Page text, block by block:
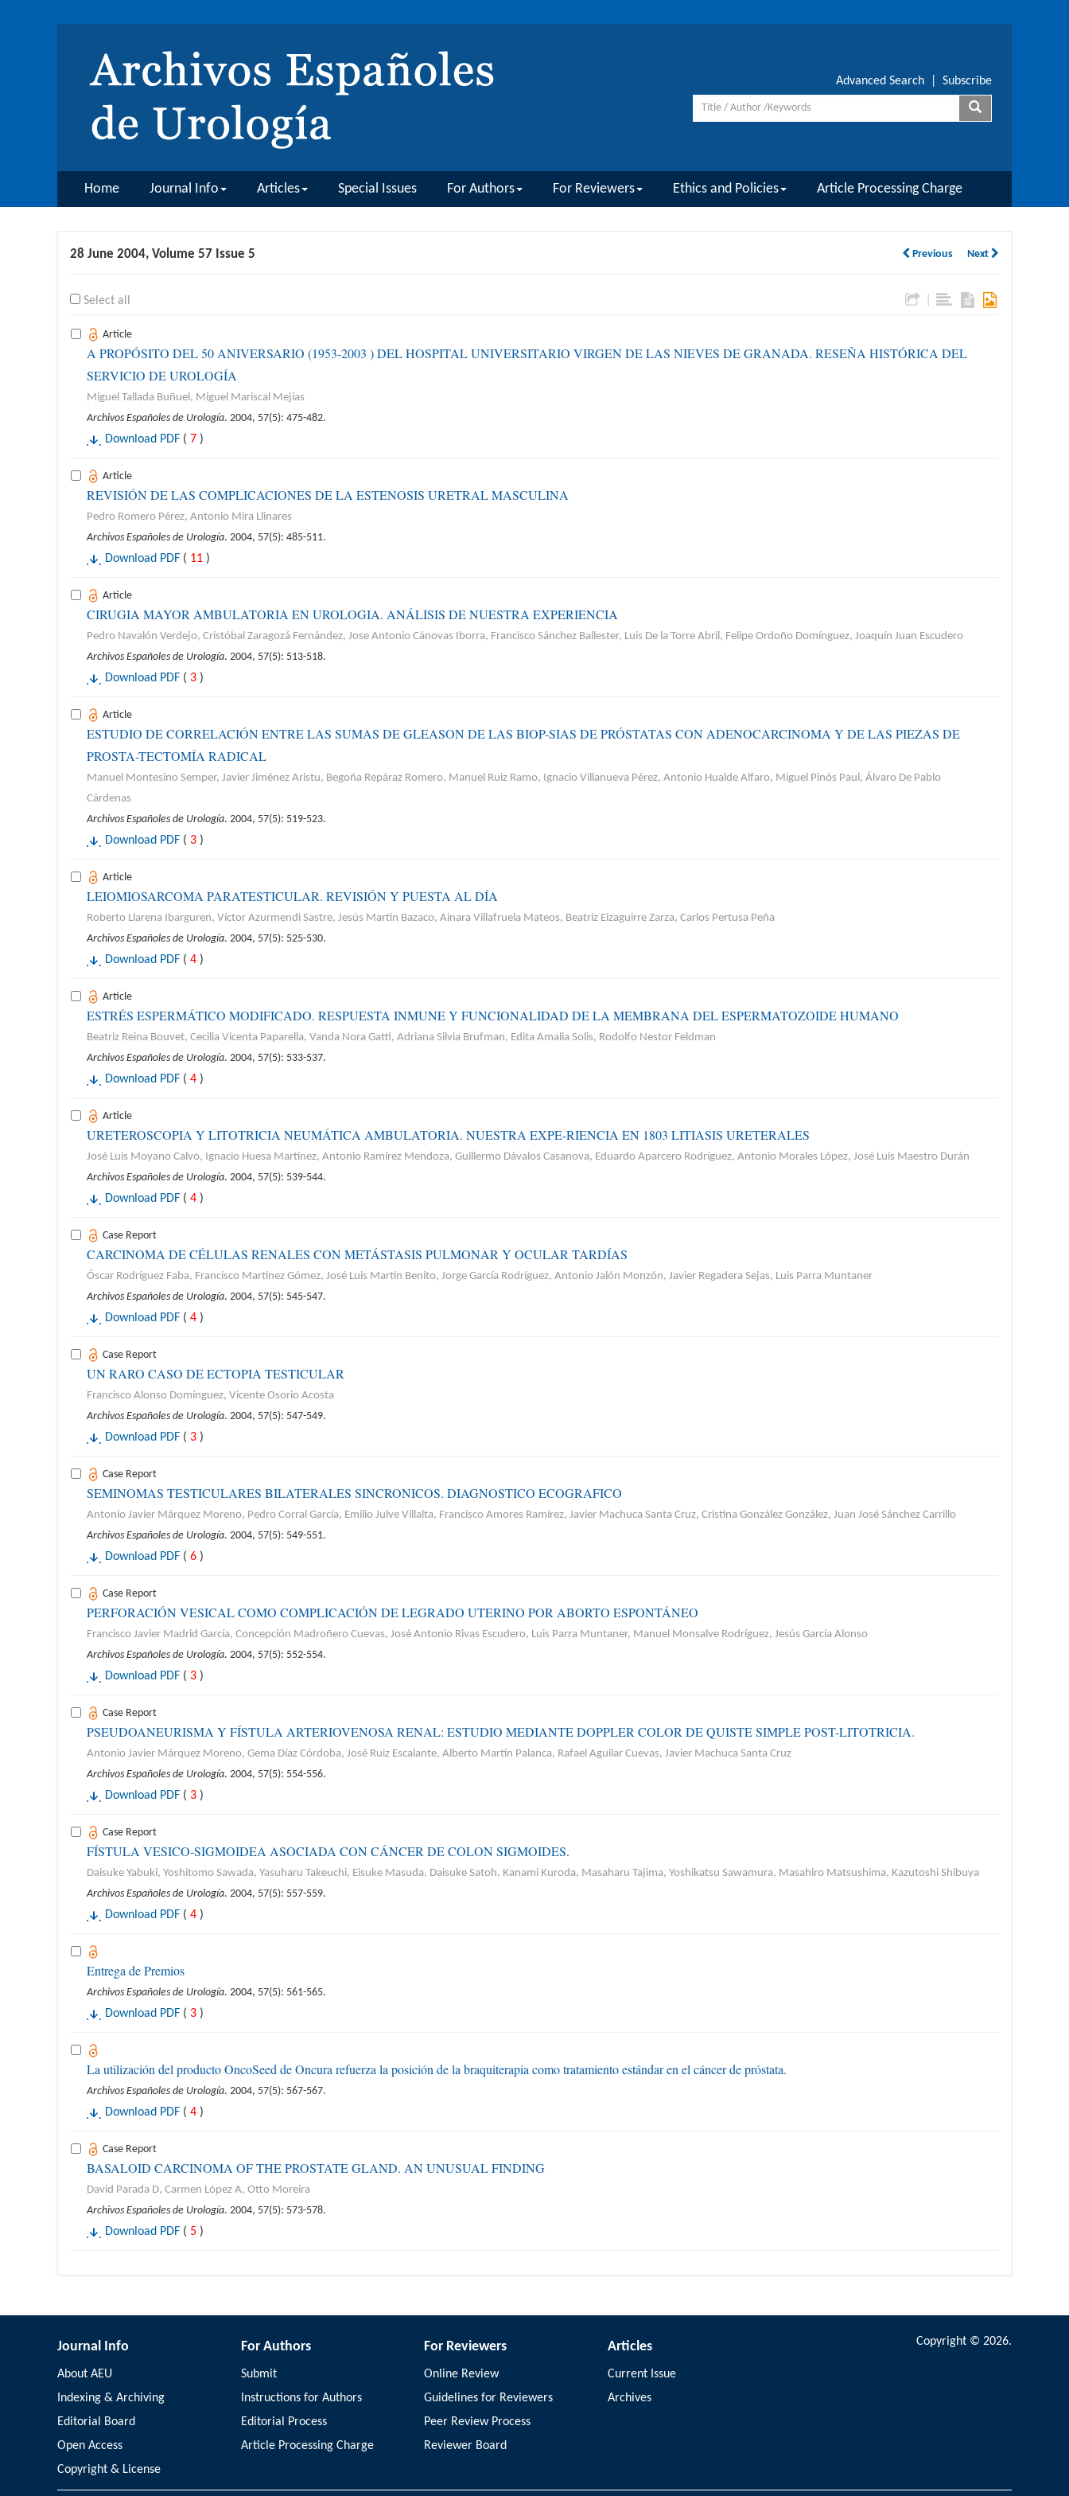
Advanced Search Subscribe
Home Journal Info Articles Special Issues For Authors For Reviewers Ethics and Policies Article Processing Charge
28 June 2004, Volume 57 Issue 5 Previous Next
Select all
Article
A PROPÓSITO DEL 50 ANIVERSARIO (1953-2003 ) DEL HOSPITAL UNIVERSITARIO VIRGEN DE LAS NIEVES DE GRANADA. RESEÑA HISTÓRICA DEL
SERVICIO DE UROLOGÍA
Miguel Tallada Buñuel, Miguel Mariscal Mejías
Archivos Españoles de Urología. 2004, 57(5): 475-482.
Download PDF ( 7 )
Article
REVISIÓN DE LAS COMPLICACIONES DE LA ESTENOSIS URETRAL MASCULINA
Pedro Romero Pérez, Antonio Mira Llinares
Archivos Españoles de Urología. 2004, 57(5): 485-511.
Download PDF ( 11 )
Article
CIRUGIA MAYOR AMBULATORIA EN UROLOGIA. ANÁLISIS DE NUESTRA EXPERIENCIA
Pedro Navalón Verdejo, Cristóbal Zaragozá Fernández, Jose Antonio Cánovas Iborra, Francisco Sánchez Ballester, Luis De la Torre Abril, Felipe Ordoño Domínguez, Joaquín Juan Escudero
Archivos Españoles de Urología. 2004, 57(5): 513-518.
Download PDF ( 3 )
Article
ESTUDIO DE CORRELACIÓN ENTRE LAS SUMAS DE GLEASON DE LAS BIOP-SIAS DE PRÓSTATAS CON ADENOCARCINOMA Y DE LAS PIEZAS DE
PROSTA-TECTOMÍA RADICAL
Manuel Montesino Semper, Javier Jiménez Aristu, Begoña Repáraz Romero, Manuel Ruiz Ramo, Ignacio Villanueva Pérez, Antonio Hualde Alfaro, Miguel Pinós Paul, Álvaro De Pablo
Cárdenas
Archivos Españoles de Urología. 2004, 57(5): 519-523.
Download PDF ( 3 )
Article
LEIOMIOSARCOMA PARATESTICULAR. REVISIÓN Y PUESTA AL DÍA
Roberto Llarena Ibarguren, Víctor Azurmendi Sastre, Jesús Martín Bazaco, Ainara Villafruela Mateos, Beatriz Eizaguirre Zarza, Carlos Pertusa Peña
Archivos Españoles de Urología. 2004, 57(5): 525-530.
Download PDF ( 4 )
Article
ESTRÉS ESPERMÁTICO MODIFICADO. RESPUESTA INMUNE Y FUNCIONALIDAD DE LA MEMBRANA DEL ESPERMATOZOIDE HUMANO
Beatriz Reina Bouvet, Cecilia Vicenta Paparella, Vanda Nora Gatti, Adriana Silvia Brufman, Edita Amalia Solis, Rodolfo Nestor Feldman
Archivos Españoles de Urología. 2004, 57(5): 533-537.
Download PDF ( 4 )
Article
URETEROSCOPIA Y LITOTRICIA NEUMÁTICA AMBULATORIA. NUESTRA EXPE-RIENCIA EN 1803 LITIASIS URETERALES
José Luis Moyano Calvo, Ignacio Huesa Martínez, Antonio Ramírez Mendoza, Guillermo Dávalos Casanova, Eduardo Aparcero Rodríguez, Antonio Morales López, José Luis Maestro Durán
Archivos Españoles de Urología. 2004, 57(5): 539-544.
Download PDF ( 4 )
Case Report
CARCINOMA DE CÉLULAS RENALES CON METÁSTASIS PULMONAR Y OCULAR TARDÍAS
Óscar Rodríguez Faba, Francisco Martínez Gómez, José Luis Martín Benito, Jorge García Rodríguez, Antonio Jalón Monzón, Javier Regadera Sejas, Luis Parra Muntaner
Archivos Españoles de Urología. 2004, 57(5): 545-547.
Download PDF ( 4 )
Case Report
UN RARO CASO DE ECTOPIA TESTICULAR
Francisco Alonso Domínguez, Vicente Osorio Acosta
Archivos Españoles de Urología. 2004, 57(5): 547-549.
Download PDF ( 3 )
Case Report
SEMINOMAS TESTICULARES BILATERALES SINCRONICOS. DIAGNOSTICO ECOGRAFICO
Antonio Javier Márquez Moreno, Pedro Corral García, Emilio Julve Villalta, Francisco Amores Ramírez, Javier Machuca Santa Cruz, Cristina González González, Juan José Sánchez Carrillo
Archivos Españoles de Urología. 2004, 57(5): 549-551.
Download PDF ( 6 )
Case Report
PERFORACIÓN VESICAL COMO COMPLICACIÓN DE LEGRADO UTERINO POR ABORTO ESPONTÁNEO
Francisco Javier Madrid García, Concepción Madroñero Cuevas, José Antonio Rivas Escudero, Luis Parra Muntaner, Manuel Monsalve Rodríguez, Jesús García Alonso
Archivos Españoles de Urología. 2004, 57(5): 552-554.
Download PDF ( 3 )
Case Report
PSEUDOANEURISMA Y FÍSTULA ARTERIOVENOSA RENAL: ESTUDIO MEDIANTE DOPPLER COLOR DE QUISTE SIMPLE POST-LITOTRICIA.
Antonio Javier Márquez Moreno, Gema Díaz Córdoba, José Ruiz Escalante, Alberto Martín Palanca, Rafael Aguilar Cuevas, Javier Machuca Santa Cruz
Archivos Españoles de Urología. 2004, 57(5): 554-556.
Download PDF ( 3 )
Case Report
FÍSTULA VESICO-SIGMOIDEA ASOCIADA CON CÁNCER DE COLON SIGMOIDES.
Daisuke Yabuki, Yoshitomo Sawada, Yasuharu Takeuchi, Eisuke Masuda, Daisuke Satoh, Kanami Kuroda, Masaharu Tajima, Yoshikatsu Sawamura, Masahiro Matsushima, Kazutoshi Shibuya
Archivos Españoles de Urología. 2004, 57(5): 557-559.
Download PDF ( 4 )
Entrega de Premios
Archivos Españoles de Urología. 2004, 57(5): 561-565.
Download PDF ( 3 )
La utilización del producto OncoSeed de Oncura refuerza la posición de la braquiterapia como tratamiento estándar en el cáncer de próstata.
Archivos Españoles de Urología. 2004, 57(5): 567-567.
Download PDF ( 4 )
Case Report
BASALOID CARCINOMA OF THE PROSTATE GLAND. AN UNUSUAL FINDING
David Parada D, Carmen López A, Otto Moreira
Archivos Españoles de Urología. 2004, 57(5): 573-578.
Download PDF ( 5 )
Journal Info
About AEU
Indexing & Archiving
Editorial Board
Open Access
Copyright & License
For Authors
Submit
Instructions for Authors
Editorial Process
Article Processing Charge
For Reviewers
Online Review
Guidelines for Reviewers
Peer Review Process
Reviewer Board
Articles
Current Issue
Archives
Copyright © 2026.